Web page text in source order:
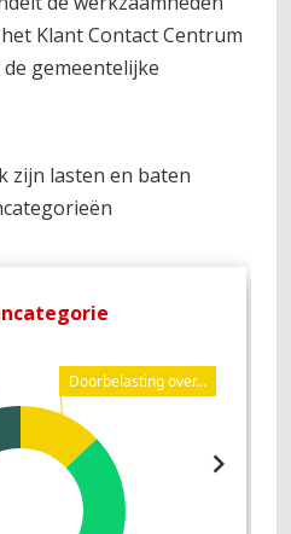
Klant Contact Centrum
gemeentelijke
zijn lasten en baten
Doorbelasting over...